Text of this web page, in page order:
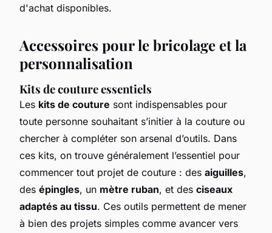
d'achat disponibles.
Accessoires pour le bricolage et la
personnalisation
Kits de couture essentiels
Les kits de couture sont indispensables pour
toute personne souhaitant s’initier à la couture ou
chercher à compléter son arsenal d’outils. Dans
ces kits, on trouve généralement l’essentiel pour
commencer tout projet de couture : des aiguilles,
des épingles, un mètre ruban, et des ciseaux
adaptés au tissu. Ces outils permettent de mener
à bien des projets simples comme avancer vers